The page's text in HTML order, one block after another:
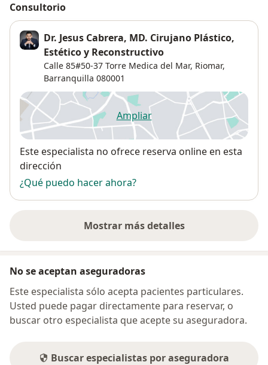
Consultorio
Dr. Jesus Cabrera, MD. Cirujano Plástico,
Estético y Reconstructivo
Calle 85#50-37 Torre Medica del Mar, Riomar,
Barranquilla 080001
Ampliarse abre en una nueva
Disponibilidad
Este especialista no ofrece reserva online en esta
dirección
¿Qué puedo hacer ahora?
Mostrar más detalles
sobre la dirección
No se aceptan aseguradoras
Este especialista sólo acepta pacientes particulares.
Usted puede pagar directamente para reservar, o
buscar otro especialista que acepte su aseguradora.
Buscar especialistas por aseguradora